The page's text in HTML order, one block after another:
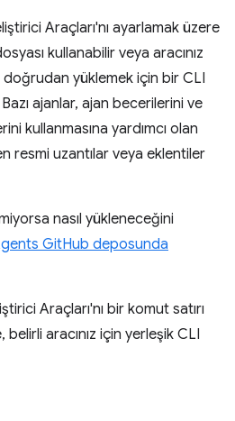
Araçları'nı ayarlamak üzere
kullanabilir veya aracınız
yüklemek için bir CLI
ajanlar, ajan becerilerini ve
kullanmasına yardımcı olan
resmi uzantılar veya eklentiler
nasıl yükleneceğini
GitHub deposunda
Araçları'nı bir komut satırı
belirli aracınız için yerleşik CLI